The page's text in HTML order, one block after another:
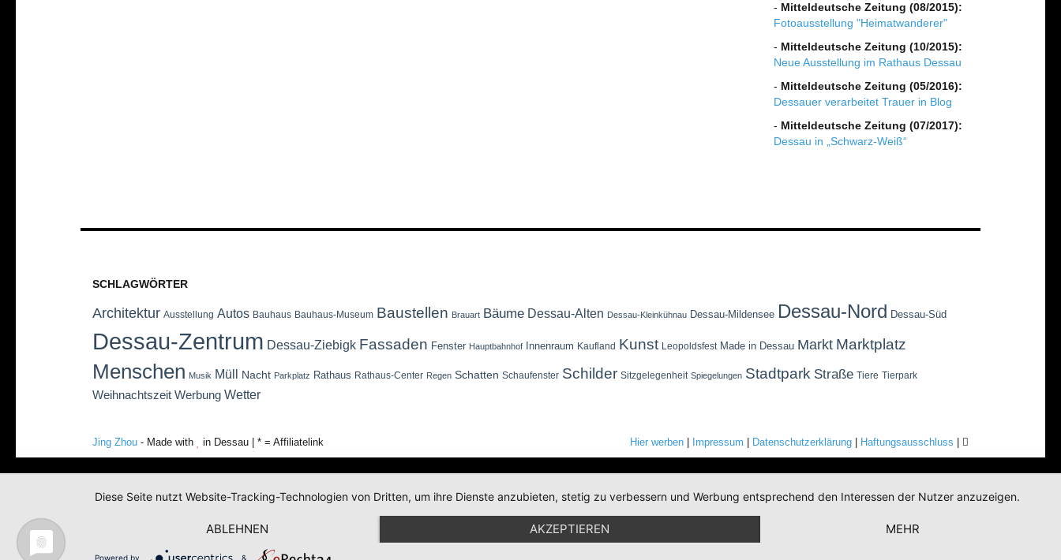
- Mitteldeutsche Zeitung (08/2015):
Fotoausstellung "Heimatwanderer"
- Mitteldeutsche Zeitung (10/2015):
Neue Ausstellung im Rathaus Dessau
- Mitteldeutsche Zeitung (05/2016):
Dessauer verarbeitet Trauer in Blog
- Mitteldeutsche Zeitung (07/2017):
Dessau in „Schwarz-Weiß“
SCHLAGWÖRTER
Architektur Ausstellung Autos Bauhaus Bauhaus-Museum Baustellen Brauart Bäume Dessau-Alten Dessau-Kleinkühnau Dessau-Mildensee Dessau-Nord Dessau-Süd
Dessau-Zentrum Dessau-Ziebigk Fassaden Fenster Hauptbahnhof Innenraum Kaufland Kunst Leopoldsfest Made in Dessau Markt Marktplatz
Menschen Musik Müll Nacht Parkplatz Rathaus Rathaus-Center Regen Schatten Schaufenster Schilder Sitzgelegenheit Spiegelungen Stadtpark Straße Tiere Tierpark
Weihnachtszeit Werbung Wetter
Jing Zhou - Made with in Dessau | * = Affiliatelink Hier werben Impressum Datenschutzerklärung Haftungsausschluss
Diese Seite nutzt Website-Tracking-Technologien von Dritten, um ihre Dienste anzubieten, stetig zu verbessern und Werbung entsprechend den Interessen der Nutzer anzuzeigen.
ABLEHNEN AKZEPTIEREN MEHR
Powered by &